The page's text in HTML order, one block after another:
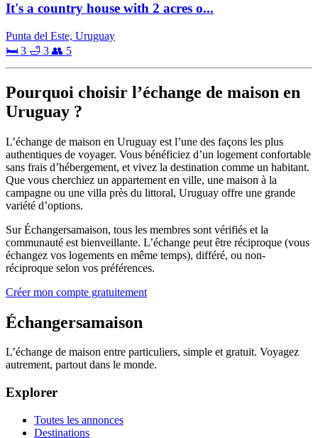
It's a country house with 2 acres o...
Punta del Este, Uruguay
🛏 3 🛁 3 👥 5
Pourquoi choisir l’échange de maison en
Uruguay ?
L’échange de maison en Uruguay est l’une des façons les plus
authentiques de voyager. Vous bénéficiez d’un logement confortable
sans frais d’hébergement, et vivez la destination comme un habitant.
Que vous cherchiez un appartement en ville, une maison à la
campagne ou une villa près du littoral, Uruguay offre une grande
variété d’options.
Sur Échangersamaison, tous les membres sont vérifiés et la
communauté est bienveillante. L’échange peut être réciproque (vous
échangez vos logements en même temps), différé, ou non-
réciproque selon vos préférences.
Créer mon compte gratuitement
Échangersamaison
L’échange de maison entre particuliers, simple et gratuit. Voyagez
autrement, partout dans le monde.
Explorer
Toutes les annonces
Destinations